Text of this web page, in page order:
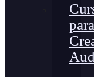
para